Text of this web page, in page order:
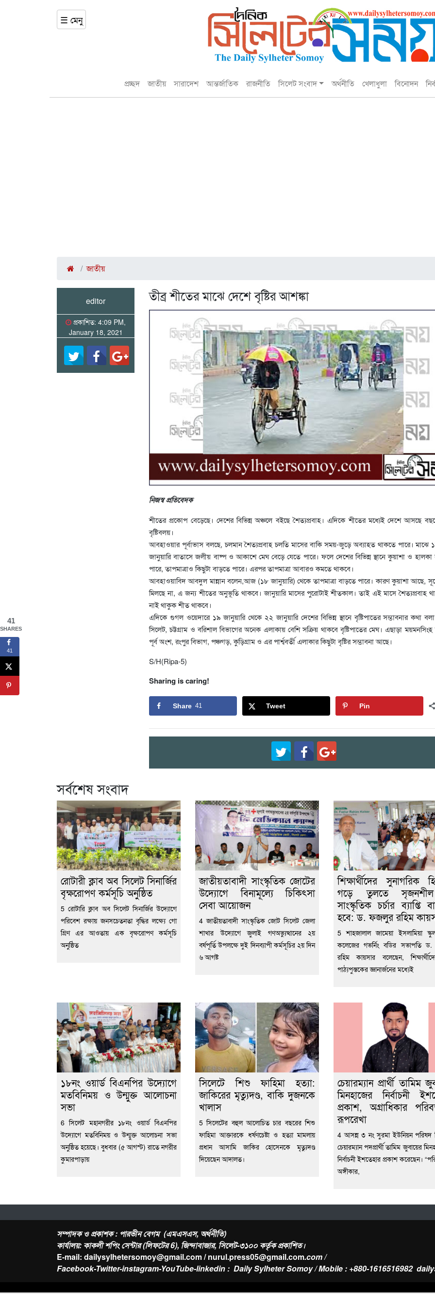
☰ মেনু
প্রচ্ছদ জাতীয় সারাদেশ আন্তর্জাতিক রাজনীতি সিলেট সংবাদ অর্থনীতি খেলাধুলা বিনোদন
জাতীয়
editor
প্রকাশিত: 4:09 PM,
January 18, 2021
তীব্র শীতের মাঝে দেশে বৃষ্টির আশঙ্কা
নিজস্ব প্রতিবেদক
শীতের প্রকোপ বেড়েছে। দেশের বিভিন্ন অঞ্চলে বইছে শৈত্যপ্রবাহ। এদিকে শীতের মধ্যেই দেশে আসছে
বৃষ্টিবলয়।
আবহাওয়ার পূর্বাভাস বলছে, চলমান শৈত্যপ্রবাহ চলতি মাসের বাকি সময়-জুড়ে অব্যাহত থাকতে পারে।
জানুয়ারি বাতাসে জলীয় বাষ্প ও আকাশে মেঘ বেড়ে যেতে পারে। ফলে দেশের বিভিন্ন স্থানে কুয়াশা ও হালকা
পারে, তাপমাত্রাও কিছুটা বাড়তে পারে। এরপর তাপমাত্রা আবারও কমতে থাকবে।
আবহাওয়াবিদ আবদুল মান্নান বলেন,আজ (১৮ জানুয়ারি) থেকে তাপমাত্রা বাড়তে পারে। কারণ কুয়াশা আছে,
মিলছে না, এ জন্য শীতের অনুভূতি থাকবে। জানুয়ারি মাসের পুরোটাই শীতকাল। তাই এই মাসে শৈত্যপ্রবাহ
নাই থাকুক শীত থাকবে।
এদিকে গুগল ওয়েদারে ১৯ জানুয়ারি থেকে ২২ জানুয়ারি দেশের বিভিন্ন স্থানে বৃষ্টিপাতের সম্ভাবনার কথা
সিলেট, চট্টগ্রাম ও বরিশাল বিভাগের অনেক এলাকায় বেশি সক্রিয় থাকবে বৃষ্টিপাতের মেঘ। এছাড়া ময়মনসিংহ
পূর্ব অংশ, রংপুর বিভাগ, পঞ্চগড়, কুড়িগ্রাম ও এর পার্শ্ববর্তী এলাকার কিছুটা বৃষ্টির সম্ভাবনা আছে।
S/H(Ripa-5)
Sharing is caring!
Share 41 Tweet Pin
সর্বশেষ সংবাদ
রোটারী ক্লাব অব সিলেট সিনার্জির
বৃক্ষরোপণ কর্মসূচি অনুষ্ঠিত
5 রোটারি ক্লাব অব সিলেট সিনার্জির উদ্যোগে
পরিবেশ রক্ষায় জনসচেতনতা বৃদ্ধির লক্ষ্যে গো
গ্রিণ এর আওতায় এক বৃক্ষরোপণ কর্মসূচি
অনুষ্ঠিত
জাতীয়তাবাদী সাংস্কৃতিক জোটের
উদ্যোগে বিনামূল্যে চিকিৎসা
সেবা আয়োজন
4 জাতীয়তাবাদী সাংস্কৃতিক জোট সিলেট জেলা
শাখার উদ্যোগে জুলাই গণঅভ্যুত্থানের ২য়
বর্ষপূর্তি উপলক্ষে দুই দিনব্যাপী কর্মসূচির ২য় দিন
৬ আগষ্ট
শিক্ষার্থীদের সুনাগরিক
গড়ে তুলতে
সাংস্কৃতিক চর্চার ব্যাপ্তি
হবে: ড. ফজলুর রহিম
5 শাহজালাল জামেয়া ইসলামিয়া
কলেজের গভর্নিং বডির সভাপতি
রহিম কায়সার বলেছেন,
পাঠ্যপুস্তকের জ্ঞানার্জনের মধ্যেই
১৮নং ওয়ার্ড বিএনপির উদ্যোগে
মতবিনিময় ও উন্মুক্ত আলোচনা
সভা
6 সিলেট মহানগরীর ১৮নং ওয়ার্ড বিএনপির
উদ্যোগে মতবিনিময় ও উন্মুক্ত আলোচনা সভা
অনুষ্ঠিত হয়েছে। বুধবার (৫ আগস্ট) রাতে নগরীর
কুমারপাড়ায়
সিলেটে শিশু ফাহিমা হত্যা:
জাকিরের মৃত্যুদণ্ড, বাকি দুজনকে
খালাস
5 সিলেটের বহুল আলোচিত চার বছরের শিশু
ফাহিমা আক্তারকে ধর্ষণচেষ্টা ও হত্যা মামলায়
প্রধান আসামি জাকির হোসেনকে মৃত্যুদণ্ড
দিয়েছেন আদালত।
চেয়ারম্যান প্রার্থী তামিম
মিনহাজের নির্বাচনী
প্রকাশ, অগ্রাধিকার
রূপরেখা
4 আসন্ন ৩ নং সুরমা ইউনিয়ন পরিষদ
চেয়ারম্যান পদপ্রার্থী তামিম জুবায়ের
নির্বাচনী ইশতেহার প্রকাশ করেছেন।
অঙ্গীকার,
সম্পাদক ও প্রকাশক : পারভীন বেগম (এমএসএস, অর্থনীতি)
কার্যালয়: কাকলী শপিং সেন্টার (লিফটের 6), জিন্দাবাজার, সিলেট-৩১০০ কর্তৃক প্রকাশিত।
E-mail: dailysylhetersomoy@gmail.com / nurul.press05@gmail.com.com /
Facebook-Twitter-instagram-YouTube-linkedin : Daily Sylheter Somoy / Mobile : +880-1616516982
About Us Contact-Privacy Policy
41
SHARES
41